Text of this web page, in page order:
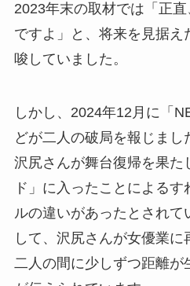
2023年末の取材では「正
ですよ」と、将来を見据え
唆していました。
しかし、2024年12月に「
どが二人の破局を報じまし
沢尻さんが舞台復帰を果た
ド」に入ったことによる
ルの違いがあったとされて
して、沢尻さんが女優業に
二人の間に少しずつ距離が